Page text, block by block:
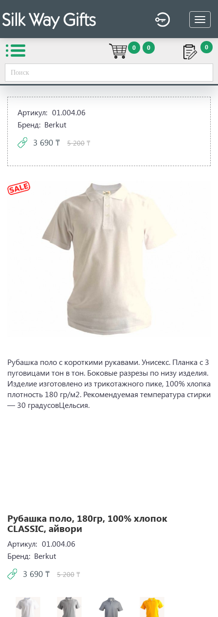
0 0 0
Вы здесь: Сувенирная продукция
Одежда / текстиль→Рубашки поло→Рубашка поло,
180гр, 100% хлопок
Артикул: 01.004.06
Бренд: Berkut
3 690 ₸ 5 200 ₸
Рубашка поло с короткими рукавами. Унисекс. Планка с 3
пуговицами тон в тон. Боковые разрезы по низу изделия.
Изделие изготовлено из трикотажного пике, 100% хлопка
плотность 180 гр/м2. Рекомендуемая температура стирки
— 30 градусовЦельсия.
Рубашка поло, 180гр, 100% хлопок
CLASSIC, айвори
Артикул: 01.004.06
Бренд: Berkut
3 690 ₸ 5 200 ₸